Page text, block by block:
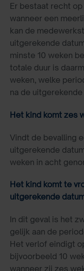
Er bestaat recht
wanneer een
kan de
uitgerekende
minste 10 weken
totale duur is
weken, welke
na de
Het kind komt zes
Vindt de bevalling
uitgerekende
weken in acht
Het kind komt te
uitgerekende
In dit geval is het
gelijk aan de
Het verlof eindigt
bijvoorbeeld 10
wanneer zij zes